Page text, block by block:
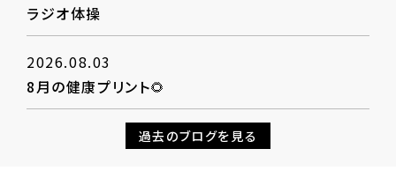
ラジオ体操
2026.08.03
8月の健康プリント🌻
過去のブログを見る